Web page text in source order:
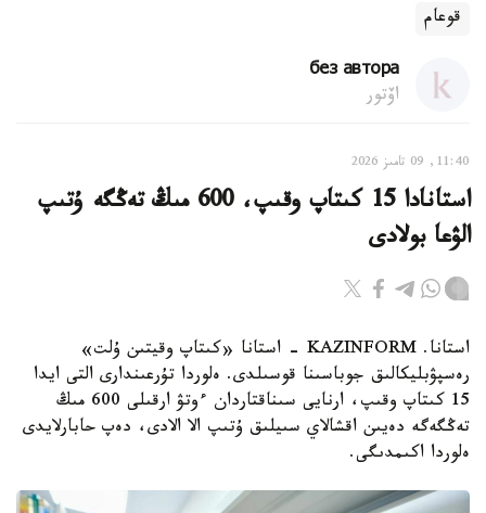
قوعام
без автора
اۆتور
11:40, 09 تامىز 2026
استانادا 15 كىتاپ وقىپ، 600 مىڭ تەڭگە ۇتىپ
الۋعا بولادى
استانا. KAZINFORM - استانا «كىتاپ وقيتىن ۇلت»
رەسپۋبليكالىق جوباسىنا قوسىلدى. ەلوردا تۇرعىندارى التى ايدا
15 كىتاپ وقىپ، ارنايى سىناقتاردان ءوتۋ ارقىلى 600 مىڭ
تەڭگەگە دەيىن اقشالاي سىيلىق ۇتىپ الا الادى، دەپ حابارلايدى
ەلوردا اكىمدىگى.